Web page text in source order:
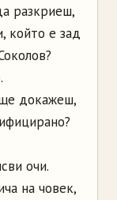
разкриеш,
който е зад
докажеш,
очи.
на човек,